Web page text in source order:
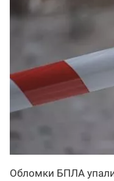
Обломки БПЛА